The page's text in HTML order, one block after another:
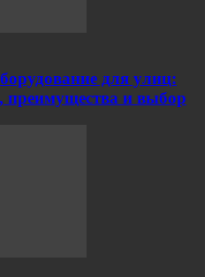
для улиц:
преимущества и выбор